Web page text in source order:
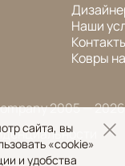
Наши
Ковры
2005 — 2026
сайта, вы
«cookie»
и удобства